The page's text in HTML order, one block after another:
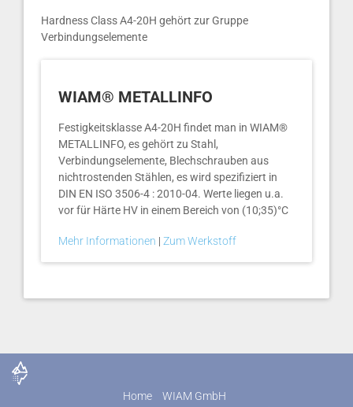
Hardness Class A4-20H gehört zur Gruppe
Verbindungselemente
WIAM® METALLINFO
Festigkeitsklasse A4-20H findet man in WIAM®
METALLINFO, es gehört zu Stahl,
Verbindungselemente, Blechschrauben aus
nichtrostenden Stählen, es wird spezifiziert in
DIN EN ISO 3506-4 : 2010-04. Werte liegen u.a.
vor für Härte HV in einem Bereich von (10;35)°C
Mehr Informationen | Zum Werkstoff
Home
WIAM GmbH